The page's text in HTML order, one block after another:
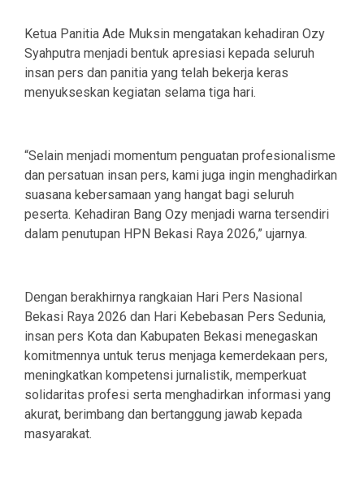
Ketua Panitia Ade Muksin mengatakan kehadiran Ozy
Syahputra menjadi bentuk apresiasi kepada seluruh
insan pers dan panitia yang telah bekerja keras
menyukseskan kegiatan selama tiga hari.
“Selain menjadi momentum penguatan profesionalisme
dan persatuan insan pers, kami juga ingin menghadirkan
suasana kebersamaan yang hangat bagi seluruh
peserta. Kehadiran Bang Ozy menjadi warna tersendiri
dalam penutupan HPN Bekasi Raya 2026,” ujarnya.
Dengan berakhirnya rangkaian Hari Pers Nasional
Bekasi Raya 2026 dan Hari Kebebasan Pers Sedunia,
insan pers Kota dan Kabupaten Bekasi menegaskan
komitmennya untuk terus menjaga kemerdekaan pers,
meningkatkan kompetensi jurnalistik, memperkuat
solidaritas profesi serta menghadirkan informasi yang
akurat, berimbang dan bertanggung jawab kepada
masyarakat.